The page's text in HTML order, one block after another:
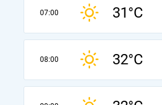
07:00 31°C
08:00 32°C